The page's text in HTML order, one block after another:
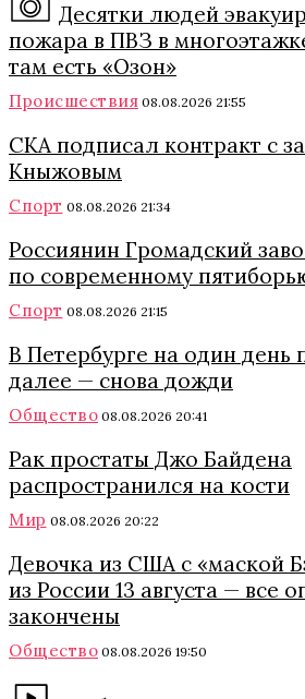
Десятки людей
пожара в ПВЗ в
там есть «Озон»
Происшествия 08.08.2026 21:55
СКА подписал контракт с
Кныжовым
Спорт 08.08.2026 21:34
Россиянин Громадский
по современному
Спорт 08.08.2026 21:15
В Петербурге на один день
далее — снова дожди
Общество 08.08.2026 20:41
Рак простаты Джо Байдена
распространился на кости
Мир 08.08.2026 20:22
Девочка из США с «маской
из России 13 августа — все
закончены
Общество 08.08.2026 19:50